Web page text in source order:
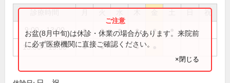
祝
9:00～13:00 ● ● ● ● ●
15:00～19:00 ● ● ●
お盆(8月中旬)は休診・休業の場合があります。来院前
に必ず医療機関に直接ご確認ください。
×閉じる